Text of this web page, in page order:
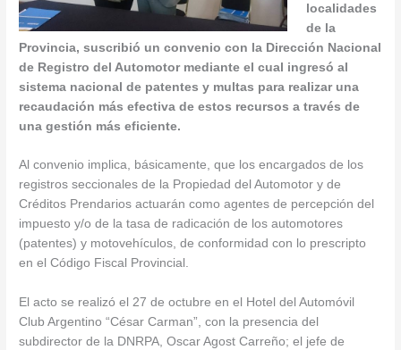
localidades
de la
Provincia, suscribió un convenio con la Dirección Nacional
de Registro del Automotor mediante el cual ingresó al
sistema nacional de patentes y multas para realizar una
recaudación más efectiva de estos recursos a través de
una gestión más eficiente.
Al convenio implica, básicamente, que los encargados de los
registros seccionales de la Propiedad del Automotor y de
Créditos Prendarios actuarán como agentes de percepción del
impuesto y/o de la tasa de radicación de los automotores
(patentes) y motovehículos, de conformidad con lo prescripto
en el Código Fiscal Provincial.
El acto se realizó el 27 de octubre en el Hotel del Automóvil
Club Argentino “César Carman”, con la presencia del
subdirector de la DNRPA, Oscar Agost Carreño; el jefe de